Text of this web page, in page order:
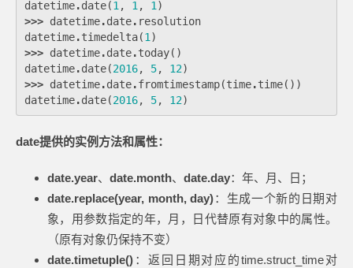
datetime.date(1 , 1 , 1 )
>>> datetime.date. resolution
datetime.timedelta(1 )
>>> datetime.date.today()
datetime.date(2016, 5, 12)
>>> datetime.date.fromtimestamp(time.time())
datetime.date(2016, 5, 12)
date提供的实例方法和属性：
date.year、 date.month、 date.day：年、月、日；
date.replace(year, month, day)：生成一个新的日期对
象，用参数指定的年，月，日代替原有对象中的属性。
（原有对象仍保持不变）
date.timetuple() ：返回日期对应的time.struct_time对